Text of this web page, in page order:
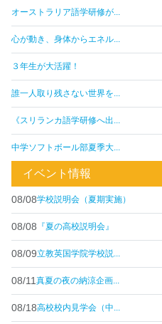
オーストラリア語学研修が...
心が動き、身体からエネル...
３年生が大活躍！
誰一人取り残さない世界を...
《スリランカ語学研修へ出...
中学ソフトボール部夏季大...
イベント情報
08/08学校説明会（夏期実施）
08/08 『夏の高校説明会』
08/09立教英国学院学校説...
08/11 真夏の夜の納涼企画...
08/18高校校内見学会（中...